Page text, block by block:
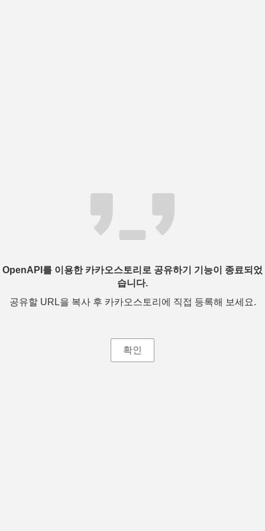
OpenAPI를 이용한 카카오스토리로 공유하기 기능이 종료되었
습니다.
공유할 URL을 복사 후 카카오스토리에 직접 등록해 보세요.
확인